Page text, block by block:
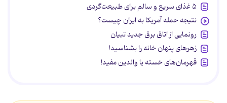
۵ غذای سریع و سالم برای طبیعت‌گردی
نتیجه حمله آمریکا به ایران چیست؟
رونمایی از اتاق برق جدید تبیان
زهرهای پنهان خانه را بشناسید!
قهرمان‌های خسته یا والدین مفید!